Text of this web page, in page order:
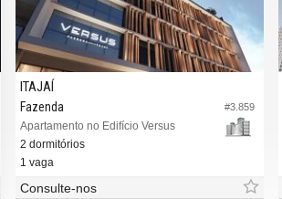
#3.859
ITAJAÍ
Fazenda
Apartamento no Edifício Versus
2 dormitórios
1 vaga
Consulte-nos